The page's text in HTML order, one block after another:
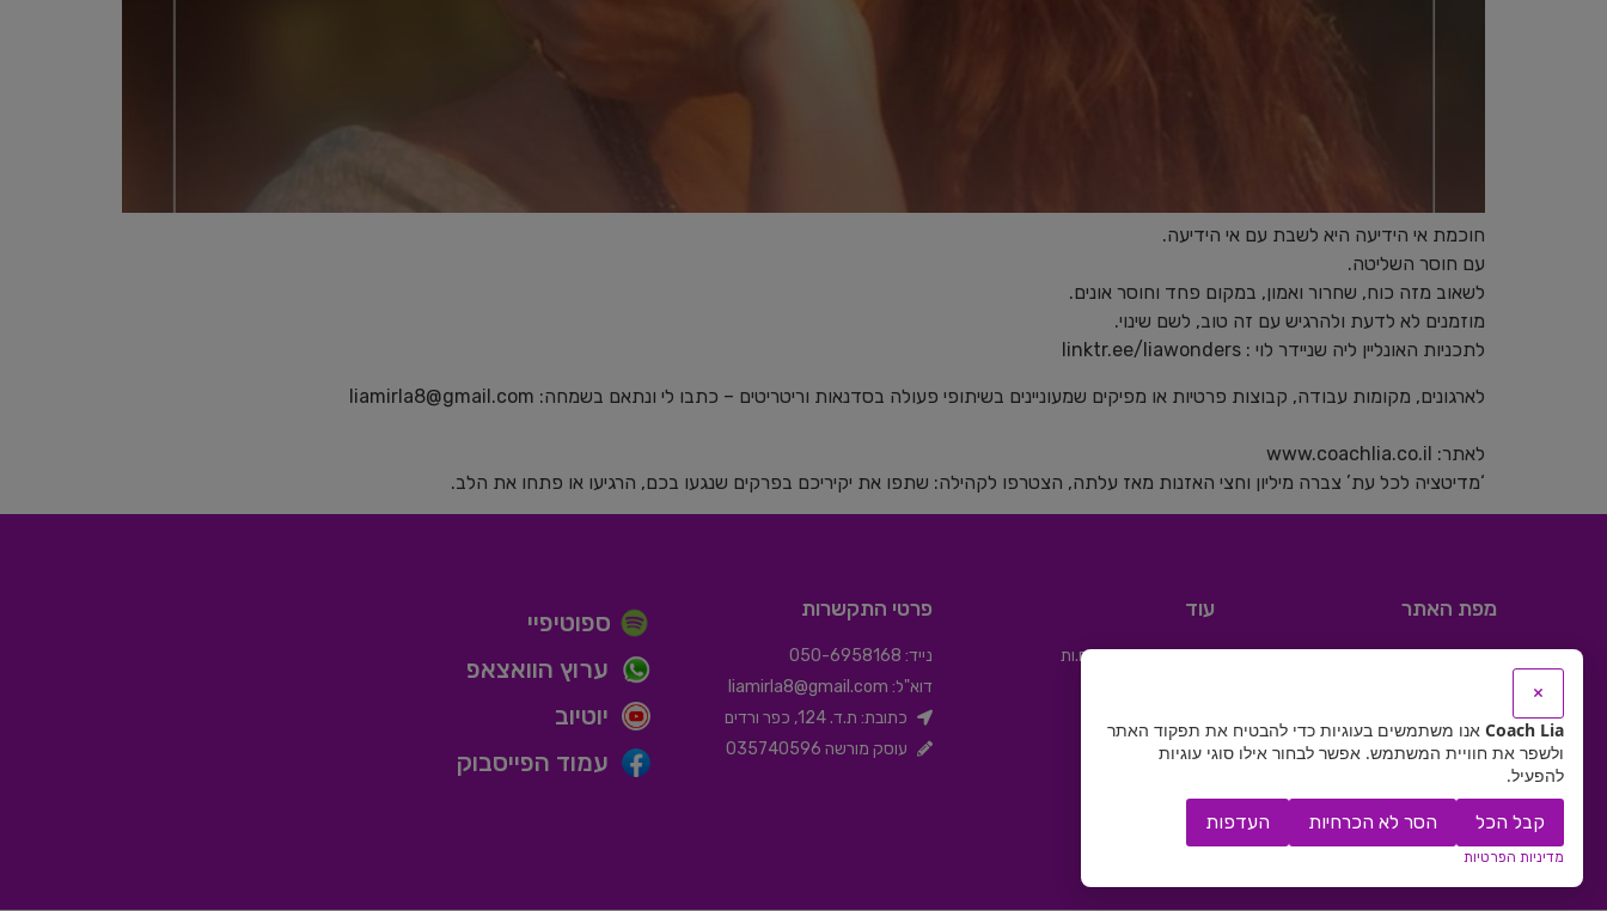
חוכמת אי הידיעה היא לשבת עם אי הידיעה.
עם חוסר השליטה.
לשאוב מזה כוח, שחרור ואמון, במקום פחד וחוסר אונים.
מוזמנים לא לדעת ולהרגיש עם זה טוב, לשם שינוי.
לתכניות האונליין ליה שניידר לוי : ⁠⁠⁠⁠⁠linktr.ee/liawonders⁠⁠⁠⁠⁠
לארגונים, מקומות עבודה, קבוצות פרטיות או מפיקים שמעוניינים בשיתופי פעולה בסדנאות וריטריטים – כתבו לי ונתאם בשמחה: ⁠⁠⁠⁠⁠⁠⁠⁠ liamirla8@gmail.com
לאתר:⁠⁠⁠⁠⁠⁠⁠ ⁠www.coachlia.co.il⁠⁠⁠⁠⁠⁠⁠⁠
‘מדיטציה לכל עת’ צברה מיליון וחצי האזנות מאז עלתה, הצטרפו לקהילה: שתפו את יקיריכם בפרקים שנגעו בכם, הרגיעו או פתחו את הלב.
מפת האתר
מדיטציות
מוצרים
סדנאות
גלריה
מאמרים
עוד
מתאמנים.ות מספרים.ות
מדיניות פרטיות
התנתק
פרטי התקשרות
נייד: 050-6958168
דוא"ל: liamirla8@gmail.com
כתובת: ת.ד. 124, כפר ורדים
עוסק מורשה 035740596
ספוטיפיי
ערוץ הוואצאפ
יוטיוב
עמוד הפייסבוק
×
Coach Lia אנו משתמשים בעוגיות כדי להבטיח את תפקוד האתר
ולשפר את חוויית המשתמש. אפשר לבחור אילו סוגי עוגיות
להפעיל.
קבל הכל הסר לא הכרחיות העדפות
מדיניות הפרטיות